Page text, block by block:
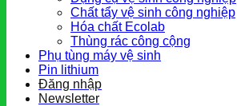
Chất tẩy vệ sinh công nghiệp
Hóa chất Ecolab
Thùng rác công cộng
Phụ tùng máy vệ sinh
Pin lithium
Đăng nhập
Newsletter